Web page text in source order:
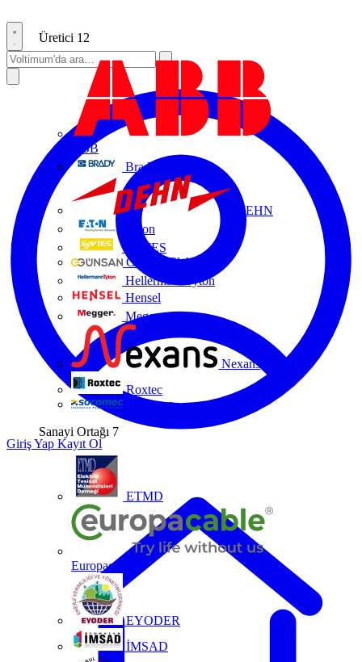
Üretici 12
ABB
Brady
DEHN
Eaton
ENTES
Günsan Elektrik
HellermannTyton
Hensel
Megger
Nexans
Roxtec
Socomec
Sanayi Ortağı 7
ETMD
Europacable
EYODER
İMSAD
Giriş Yap Kayıt Ol